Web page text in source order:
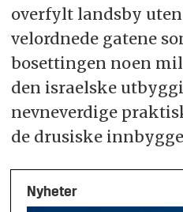
overfylt landsby uten
velordnede gatene
bosettingen noen
den israelske
nevneverdige
de drusiske
Nyheter